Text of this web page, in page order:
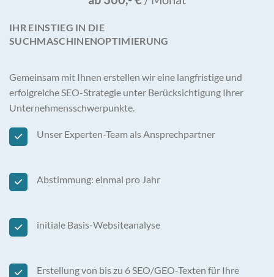
IHR EINSTIEG IN DIE
SUCHMASCHINENOPTIMIERUNG
Gemeinsam mit Ihnen erstellen wir eine langfristige und
erfolgreiche SEO-Strategie unter Berücksichtigung Ihrer
Unternehmensschwerpunkte.
Unser Experten-Team als Ansprechpartner
Abstimmung: einmal pro Jahr
initiale Basis-Websiteanalyse
Erstellung von bis zu 6 SEO/GEO-Texten für Ihre